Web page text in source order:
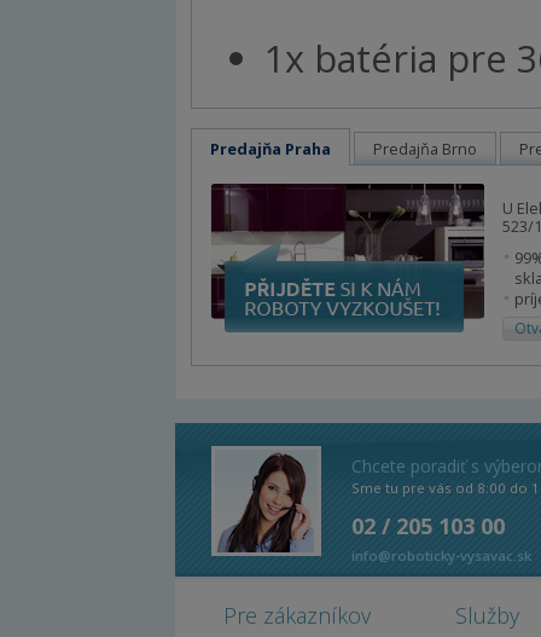
1x batéria pre
Predajňa Praha Predajňa Brno
U
523/
Chcete poradiť s
Sme tu pre vás od 8:00 do
02 / 205 103 00
info@roboticky-vysavac.sk
Pre zákazníkov Služby